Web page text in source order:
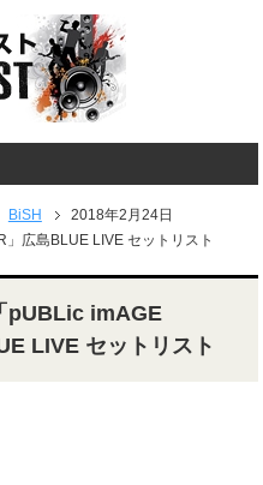
BiSH
2018年2月24日
広島BLUE LIVE セットリスト
pUBLic imAGE
LIVE セットリスト